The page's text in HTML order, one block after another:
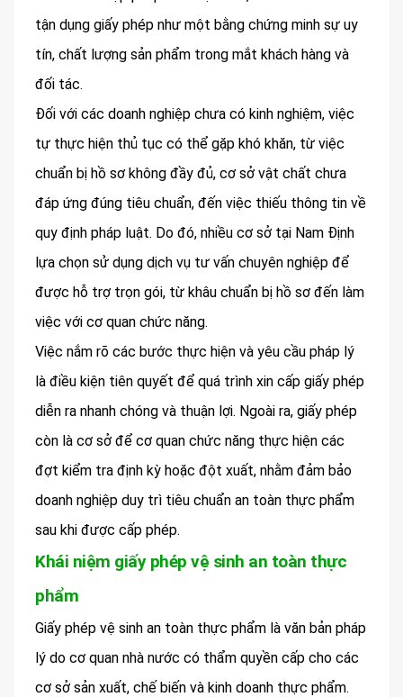
tận dụng giấy phép như một bằng chứng minh sự uy
tín, chất lượng sản phẩm trong mắt khách hàng và
đối tác.
Đối với các doanh nghiệp chưa có kinh nghiệm, việc
tự thực hiện thủ tục có thể gặp khó khăn, từ việc
chuẩn bị hồ sơ không đầy đủ, cơ sở vật chất chưa
đáp ứng đúng tiêu chuẩn, đến việc thiếu thông tin về
quy định pháp luật. Do đó, nhiều cơ sở tại Nam Định
lựa chọn sử dụng dịch vụ tư vấn chuyên nghiệp để
được hỗ trợ trọn gói, từ khâu chuẩn bị hồ sơ đến làm
việc với cơ quan chức năng.
Việc nắm rõ các bước thực hiện và yêu cầu pháp lý
là điều kiện tiên quyết để quá trình xin cấp giấy phép
diễn ra nhanh chóng và thuận lợi. Ngoài ra, giấy phép
còn là cơ sở để cơ quan chức năng thực hiện các
đợt kiểm tra định kỳ hoặc đột xuất, nhằm đảm bảo
doanh nghiệp duy trì tiêu chuẩn an toàn thực phẩm
sau khi được cấp phép.
Khái niệm giấy phép vệ sinh an toàn thực
phẩm
Giấy phép vệ sinh an toàn thực phẩm là văn bản pháp
lý do cơ quan nhà nước có thẩm quyền cấp cho các
cơ sở sản xuất, chế biến và kinh doanh thực phẩm.